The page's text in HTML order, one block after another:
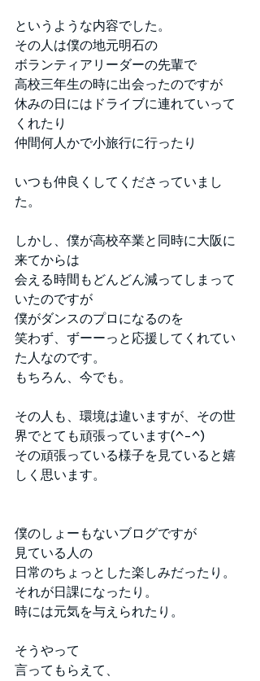
というような内容でした。
その人は僕の地元明石の
ボランティアリーダーの先輩で
高校三年生の時に出会ったのですが
休みの日にはドライブに連れていって
くれたり
仲間何人かで小旅行に行ったり
いつも仲良くしてくださっていまし
た。
しかし、僕が高校卒業と同時に大阪に
来てからは
会える時間もどんどん減ってしまって
いたのですが
僕がダンスのプロになるのを
笑わず、ずーーっと応援してくれてい
た人なのです。
もちろん、今でも。
その人も、環境は違いますが、その世
界でとても頑張っています(^-^)
その頑張っている様子を見ていると嬉
しく思います。
僕のしょーもないブログですが
見ている人の
日常のちょっとした楽しみだったり。
それが日課になったり。
時には元気を与えられたり。
そうやって
言ってもらえて、